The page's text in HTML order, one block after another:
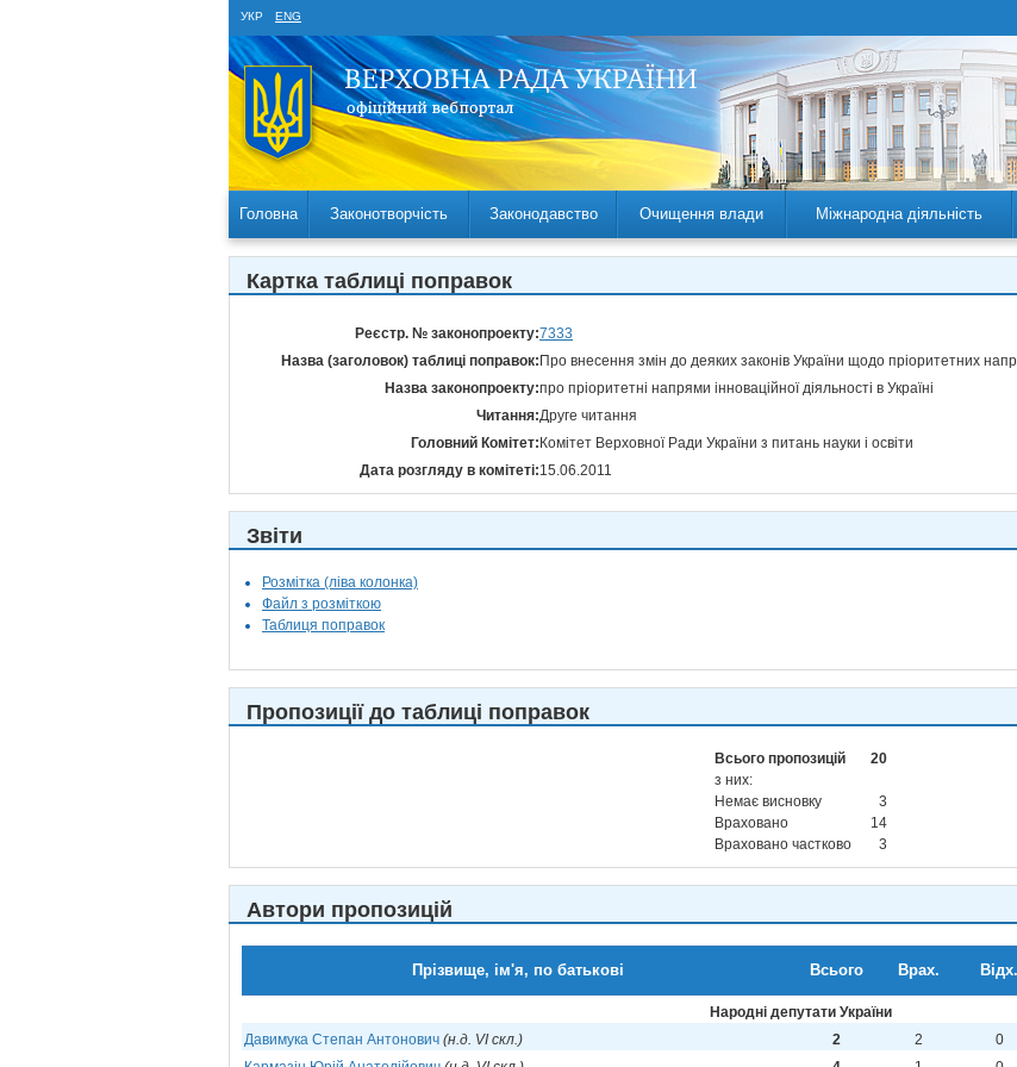
УКР ENG
Головна Законотворчість Законодавство Очищення влади Міжнародна діяльність
Картка таблиці поправок
Реєстр. № законопроекту:7333
Назва (заголовок) таблиці поправок: Про внесення змін до деяких законів України щодо пріоритетних
Назва законопроекту:про пріоритетні напрями інноваційної діяльності в Україні
Читання:Друге читання
Головний Комітет: Комітет Верховної Ради України з питань науки і освіти
Дата розгляду в комітеті:15.06.2011
Звіти
Розмітка (ліва колонка)
Файл з розміткою
Таблиця поправок
Пропозиції до таблиці поправок
Всього пропозицій
20
з них:
Немає висновку
3
Враховано
14
Враховано частково
3
Автори пропозицій
Прізвище, ім'я, по батькові Всього Врах. Відх.
Народні депутати України
Давимука Степан Антонович (н.д. VI скл.) 2 2 0